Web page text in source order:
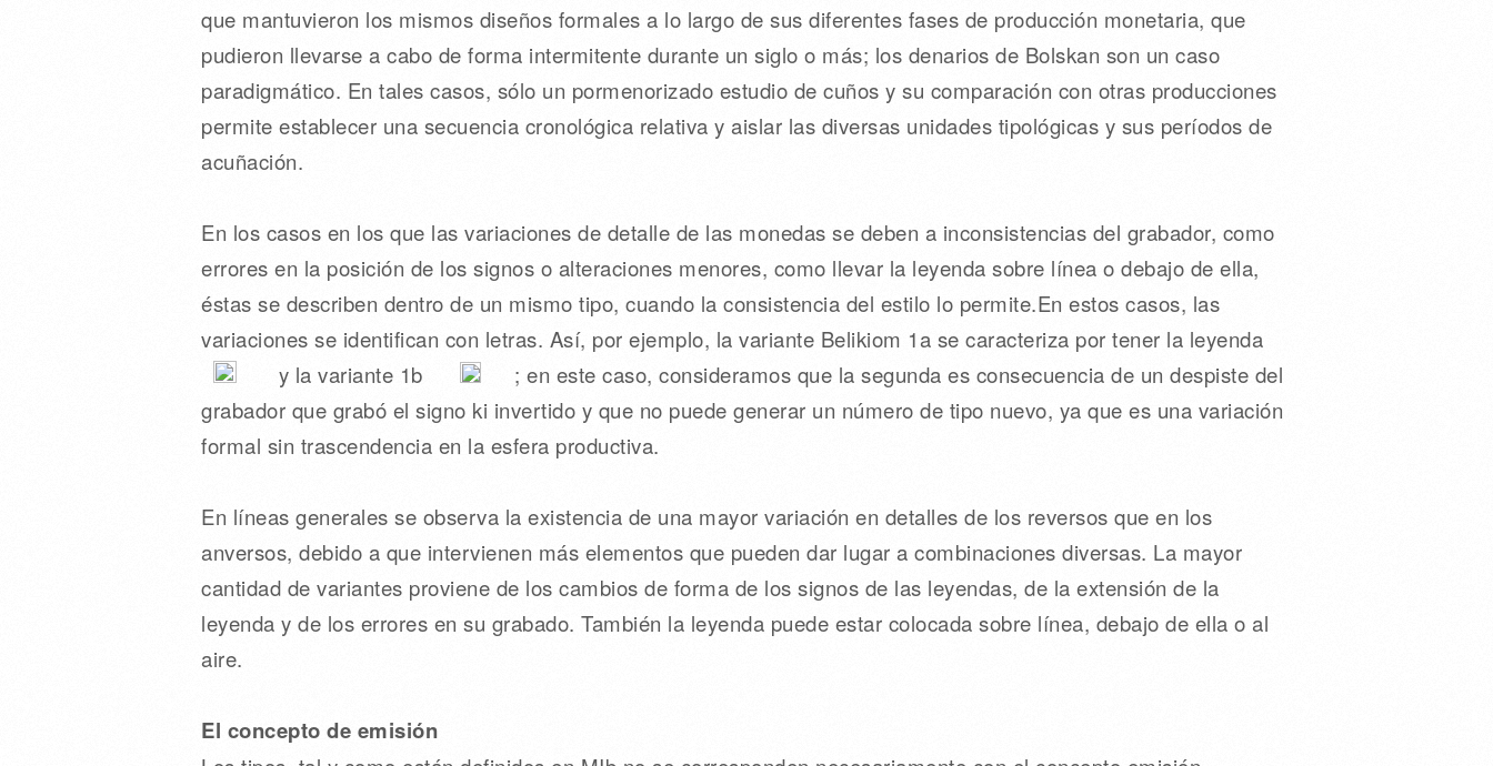
que mantuvieron los mismos diseños formales a lo largo de sus diferentes fases de producción monetaria, que
pudieron llevarse a cabo de forma intermitente durante un siglo o más; los denarios de Bolskan son un caso
paradigmático. En tales casos, sólo un pormenorizado estudio de cuños y su comparación con otras producciones
permite establecer una secuencia cronológica relativa y aislar las diversas unidades tipológicas y sus períodos de
acuñación.
En los casos en los que las variaciones de detalle de las monedas se deben a inconsistencias del grabador, como
errores en la posición de los signos o alteraciones menores, como llevar la leyenda sobre línea o debajo de ella,
éstas se describen dentro de un mismo tipo, cuando la consistencia del estilo lo permite.En estos casos, las
variaciones se identifican con letras. Así, por ejemplo, la variante Belikiom 1a se caracteriza por tener la leyenda
y la variante 1b
; en este caso, consideramos que la segunda es consecuencia de un despiste del
grabador que grabó el signo ki invertido y que no puede generar un número de tipo nuevo, ya que es una variación
formal sin trascendencia en la esfera productiva.
En líneas generales se observa la existencia de una mayor variación en detalles de los reversos que en los
anversos, debido a que intervienen más elementos que pueden dar lugar a combinaciones diversas. La mayor
cantidad de variantes proviene de los cambios de forma de los signos de las leyendas, de la extensión de la
leyenda y de los errores en su grabado. También la leyenda puede estar colocada sobre línea, debajo de ella o al
aire.
El concepto de emisión